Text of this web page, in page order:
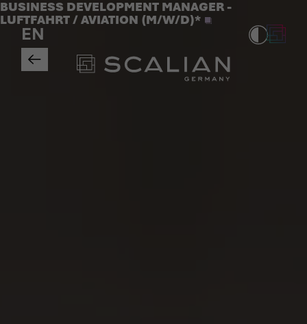
>
EN
Jobs
BUSINESS DEVELOPMENT MANAGER -
LUFTFAHRT / AVIATION (M/W/D)*